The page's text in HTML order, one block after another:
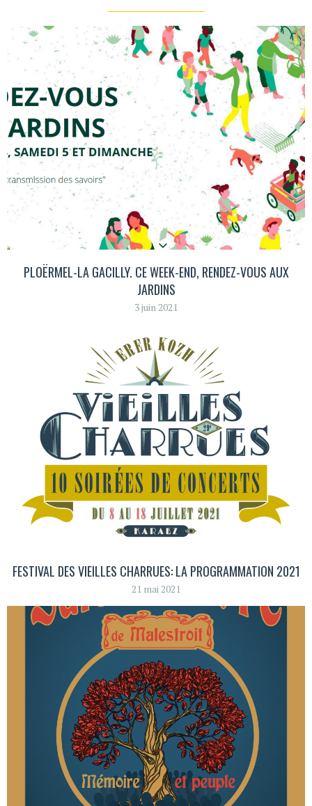
PLOËRMEL-LA GACILLY. CE WEEK-END, RENDEZ-VOUS AUX
JARDINS
3 juin 2021
FESTIVAL DES VIEILLES CHARRUES: LA PROGRAMMATION 2021
21 mai 2021